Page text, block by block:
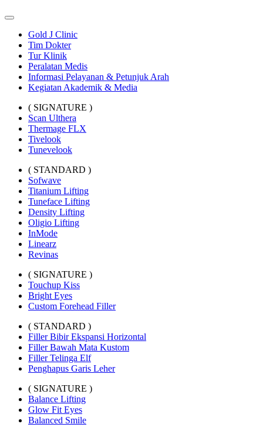
Gold J Clinic
Tim Dokter
Tur Klinik
Peralatan Medis
Informasi Pelayanan & Petunjuk Arah
Kegiatan Akademik & Media
( SIGNATURE )
Scan Ulthera
Thermage FLX
Tivelook
Tunevelook
( STANDARD )
Sofwave
Titanium Lifting
Tuneface Lifting
Density Lifting
Oligio Lifting
InMode
Linearz
Revinas
( SIGNATURE )
Touchup Kiss
Bright Eyes
Custom Forehead Filler
( STANDARD )
Filler Bibir Ekspansi Horizontal
Filler Bawah Mata Kustom
Filler Telinga Elf
Penghapus Garis Leher
( SIGNATURE )
Balance Lifting
Glow Fit Eyes
Balanced Smile